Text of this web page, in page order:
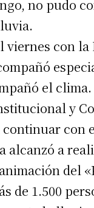
no pudo
viernes con la
el
y
continuar
alcanzó a
del
de 1.500